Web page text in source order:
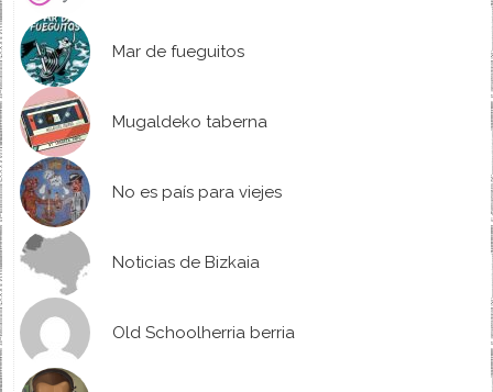
Mar de fueguitos
Mugaldeko taberna
No es país para viejes
Noticias de Bizkaia
Old Schoolherria berria